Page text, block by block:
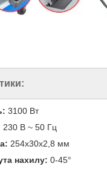
3100 Вт
230 В ~ 50 Гц
254х30х2,8 мм
нахилу: 0-45°